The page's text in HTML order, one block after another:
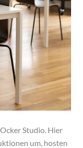
Studio. Hier
um, hosten